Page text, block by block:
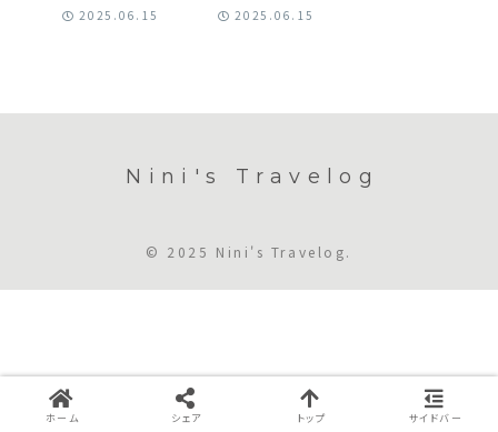
2025.06.15 2025.06.15
Nini's Travelog
© 2025 Nini's Travelog.
ホーム シェア トップ サイドバー